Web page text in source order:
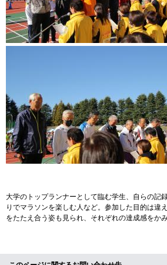
大学のトップランナーとして臨む学生、自らの記
りでマラソンを楽しむ人など。参加した目的は違
をたたえ合う姿も見られ、それぞれの達成感をか